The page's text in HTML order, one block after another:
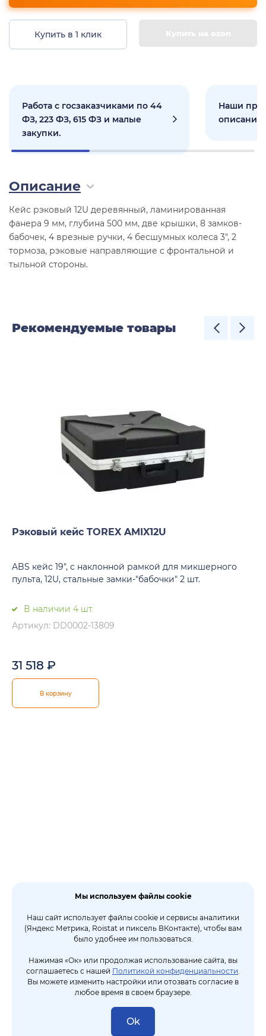
Купить в 1 клик Купить на ozon
Работа с госзаказчиками по 44
ФЗ, 223 ФЗ, 615 ФЗ и малые
закупки.
Наши
Описание
Кейс рэковый 12U деревянный, ламинированная
фанера 9 мм, глубина 500 мм, две крышки, 8 замков-
бабочек, 4 врезные ручки, 4 бесшумных колеса 3", 2
тормоза, рэковые направляющие с фронтальной и
тыльной стороны.
Рекомендуемые товары
Рэковый кейс TOREX AMIX12U
ABS кейс 19", с наклонной рамкой для микшерного
пульта, 12U, стальные замки-"бабочки" 2 шт.
В наличии 4 шт.
Артикул: DD0002-13809
31 518 ₽
В корзину
Мы используем файлы cookie
Наш сайт использует файлы cookie и сервисы аналитики
(Яндекс Метрика, Roistat и пиксель ВКонтакте), чтобы вам
было удобнее им пользоваться.
Нажимая «Ок» или продолжая использование сайта, вы
соглашаетесь с нашей Политикой конфиденциальности.
Вы можете изменить настройки или отозвать согласие в
любое время в своем браузере.
Ok